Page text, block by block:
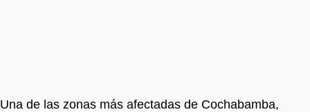
Una de las zonas más afectadas de Cochabamba,